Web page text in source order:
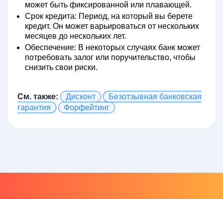
может быть фиксированной или плавающей.
Срок кредита: Период, на который вы берете
кредит. Он может варьироваться от нескольких
месяцев до нескольких лет.
Обеспечение: В некоторых случаях банк может
потребовать залог или поручительство, чтобы
снизить свои риски.
См. также: Дисконт
Безотзывная банковская
гарантия
Форфейтинг